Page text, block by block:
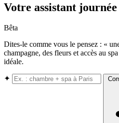
Votre assistant journée
Bêta
Dites-le comme vous le pensez : «
champagne, des fleurs et accès au
idéale.
✦